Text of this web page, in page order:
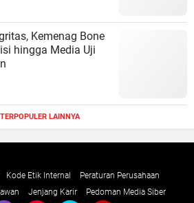
Kemenag Bone
hingga Media Uji
TERPOPULER LAINNYA
Kode Etik Internal
Peraturan Perusahaan
Jenjang Karir Pedoman Media Siber